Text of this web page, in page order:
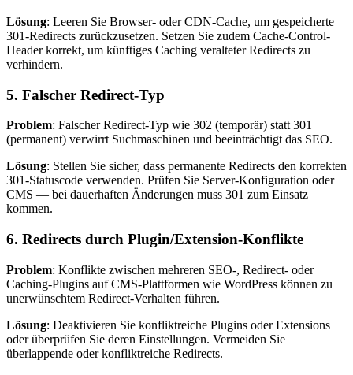
Lösung: Leeren Sie Browser- oder CDN-Cache, um gespeicherte
301-Redirects zurückzusetzen. Setzen Sie zudem Cache-Control-
Header korrekt, um künftiges Caching veralteter Redirects zu
verhindern.
5. Falscher Redirect-Typ
Problem: Falscher Redirect-Typ wie 302 (temporär) statt 301
(permanent) verwirrt Suchmaschinen und beeinträchtigt das SEO.
Lösung: Stellen Sie sicher, dass permanente Redirects den korrekten
301-Statuscode verwenden. Prüfen Sie Server-Konfiguration oder
CMS — bei dauerhaften Änderungen muss 301 zum Einsatz
kommen.
6. Redirects durch Plugin/Extension-Konflikte
Problem: Konflikte zwischen mehreren SEO-, Redirect- oder
Caching-Plugins auf CMS-Plattformen wie WordPress können zu
unerwünschtem Redirect-Verhalten führen.
Lösung: Deaktivieren Sie konfliktreiche Plugins oder Extensions
oder überprüfen Sie deren Einstellungen. Vermeiden Sie
überlappende oder konfliktreiche Redirects.